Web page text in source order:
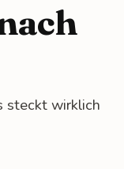
steckt wirklich